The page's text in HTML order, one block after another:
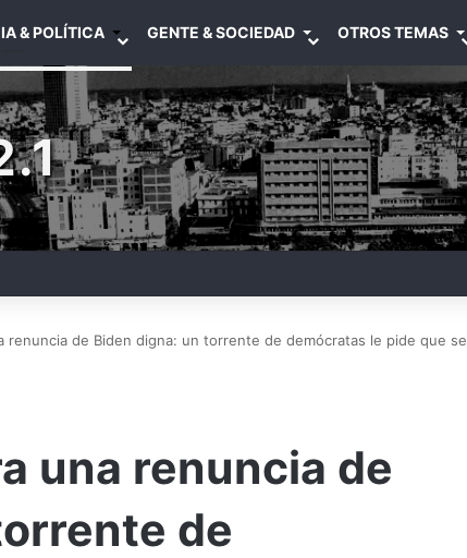
& POLÍTICA GENTE & SOCIEDAD OTROS TEMAS
renuncia de Biden digna: un torrente de demócratas le pide que se
una renuncia de
de